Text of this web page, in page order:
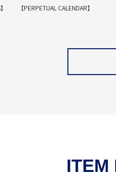
【PERPETUAL CALENDAR】